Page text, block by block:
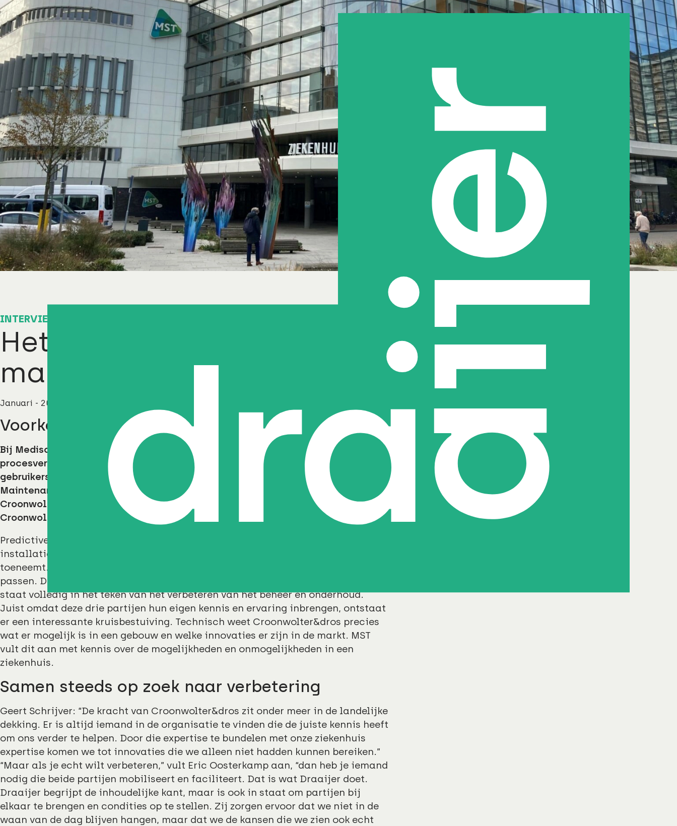
INTERVIEW
Het succes van predictive
maintenance bij MST
Januari - 2023
Voorkomen is beter dan genezen
Bij Medisch Spectrum Twente (MST) loopt een inspirerend succesverhaal over
procesverbetering en het neerzetten van een goed werkend gebouw voor de
gebruikers. Een interview met Geert Schrijver en Kuno Kamstra, beide
Maintenance Engineer bij MST, Eric Oosterkamp, Manager Sales bij
Croonwolter&dros, Barry Jonkman, Contractmanager Maintenance bij
Croonwolter&dros en Ben Grijpstra, Senior Adviseur bij Draaijer.
Predictive maintenance betekent dat je pas ingrijpt wanneer de conditie van de
installatie onder een vastgesteld niveau komt en de kans op storingen
toeneemt. Het monitoren van de conditie kan bijvoorbeeld door sensoren toe te
passen. De unieke samenwerking tussen
staat volledig in het teken van het verbeteren van het beheer en onderhoud.
Juist omdat deze drie partijen hun eigen kennis en ervaring inbrengen, ontstaat
er een interessante kruisbestuiving. Technisch weet Croonwolter&dros precies
wat er mogelijk is in een gebouw en welke innovaties er zijn in de markt. MST
vult dit aan met kennis over de mogelijkheden en onmogelijkheden in een
ziekenhuis.
Samen steeds op zoek naar verbetering
Geert Schrijver: “De kracht van Croonwolter&dros zit onder meer in de landelijke
dekking. Er is altijd iemand in de organisatie te vinden die de juiste kennis heeft
om ons verder te helpen. Door die expertise te bundelen met onze ziekenhuis
expertise komen we tot innovaties die we alleen niet hadden kunnen bereiken.”
“Maar als je echt wilt verbeteren,” vult Eric Oosterkamp aan, “dan heb je iemand
nodig die beide partijen mobiliseert en faciliteert. Dat is wat Draaijer doet.
Draaijer begrijpt de inhoudelijke kant, maar is ook in staat om partijen bij
elkaar te brengen en condities op te stellen. Zij zorgen ervoor dat we niet in de
waan van de dag blijven hangen, maar dat we de kansen die we zien ook echt
Senior adviseur
Ben Grijpstra